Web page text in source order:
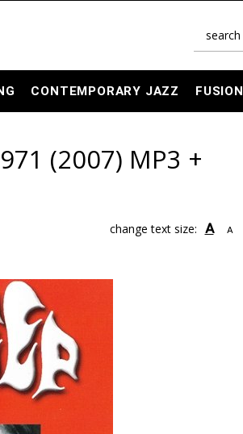
CONTEMPORARY JAZZ FUSION
(2007) MP3 +
change text size: A A